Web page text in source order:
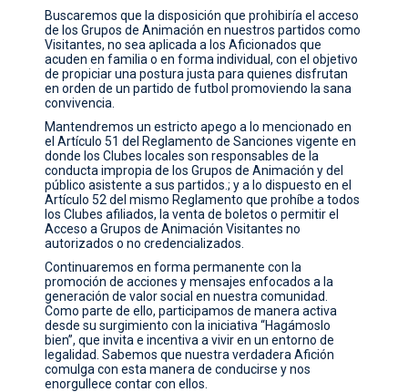
Buscaremos que la disposición que prohibiría el acceso
de los Grupos de Animación en nuestros partidos como
Visitantes, no sea aplicada a los Aficionados que
acuden en familia o en forma individual, con el objetivo
de propiciar una postura justa para quienes disfrutan
en orden de un partido de futbol promoviendo la sana
convivencia.
Mantendremos un estricto apego a lo mencionado en
el Artículo 51 del Reglamento de Sanciones vigente en
donde los Clubes locales son responsables de la
conducta impropia de los Grupos de Animación y del
público asistente a sus partidos.; y a lo dispuesto en el
Artículo 52 del mismo Reglamento que prohíbe a todos
los Clubes afiliados, la venta de boletos o permitir el
Acceso a Grupos de Animación Visitantes no
autorizados o no credencializados.
Continuaremos en forma permanente con la
promoción de acciones y mensajes enfocados a la
generación de valor social en nuestra comunidad.
Como parte de ello, participamos de manera activa
desde su surgimiento con la iniciativa “Hagámoslo
bien”, que invita e incentiva a vivir en un entorno de
legalidad. Sabemos que nuestra verdadera Afición
comulga con esta manera de conducirse y nos
enorgullece contar con ellos.